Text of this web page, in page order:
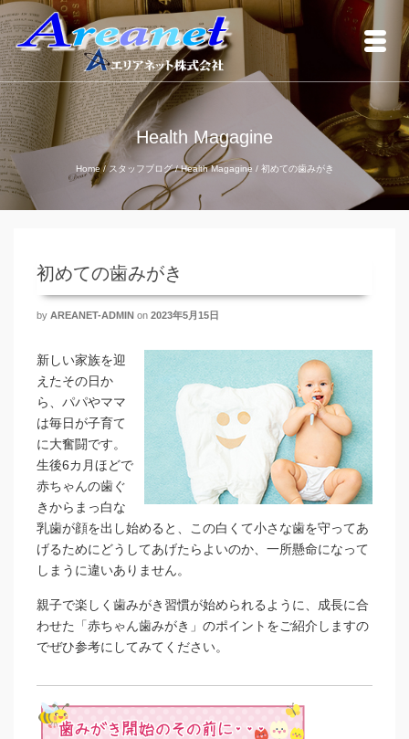
Health Magagine
Home / スタッフブログ / Health Magagine / 初めての歯みがき
初めての歯みがき
by AREANET-ADMIN on 2023年5月15日
新しい家族を迎
えたその日か
ら、パパやママ
は毎日が子育て
に大奮闘です。
生後6カ月ほどで
赤ちゃんの歯ぐ
きからまっ白な
乳歯が顔を出し始めると、この白くて小さな歯を守ってあ
げるためにどうしてあげたらよいのか、一所懸命になって
しまうに違いありません。
親子で楽しく歯みがき習慣が始められるように、成長に合
わせた「赤ちゃん歯みがき」のポイントをご紹介しますの
でぜひ参考にしてみてください。